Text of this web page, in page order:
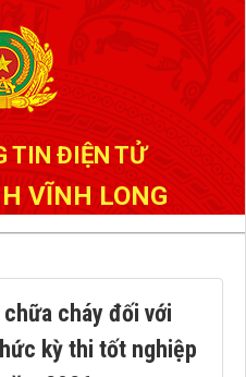
TIN ĐIỆN TỬ
VĨNH LONG
cháy đối với
kỳ thi tốt nghiệp